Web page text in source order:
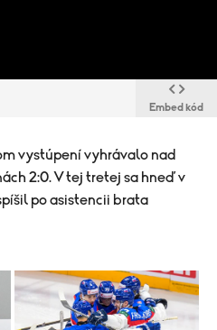
Embed kód
vystúpení vyhrávalo nad
2:0. V tej tretej sa hneď v
po asistencii brata